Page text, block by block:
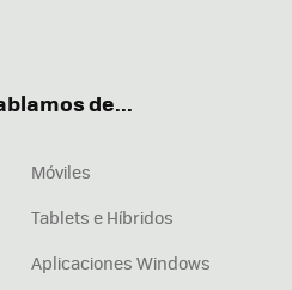
de...
Móviles
Tablets e Híbridos
Aplicaciones Windows